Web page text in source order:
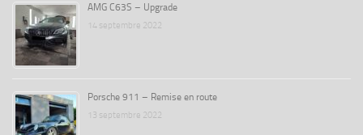
AMG C63S – Upgrade
14 septembre 2022
Porsche 911 – Remise en route
13 septembre 2022